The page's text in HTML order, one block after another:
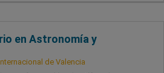
en Astronomía y
de Valencia